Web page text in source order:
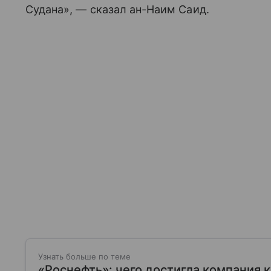
Судана», — сказал ан-Наим Саид.
Узнать больше по теме